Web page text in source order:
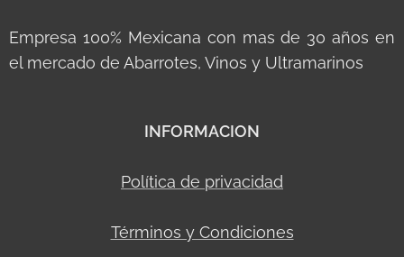
Empresa 100% Mexicana con mas de 30 años en
el mercado de Abarrotes, Vinos y Ultramarinos
INFORMACION
Política de privacidad
Términos y Condiciones